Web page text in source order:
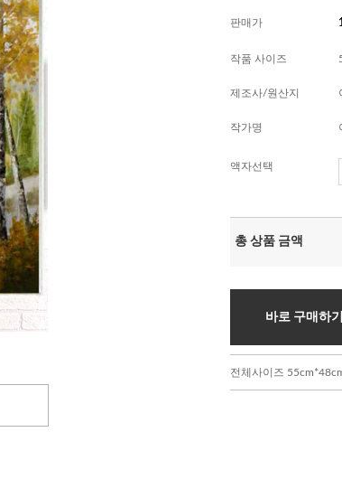
판매가
작품 사이즈
제조사/원산지
작가명
액자선택
총 상품 금액
바로 구매하
전체사이즈